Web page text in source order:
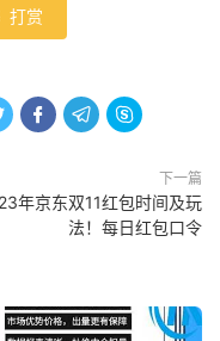
打赏
  
下一篇
年京东双11红包时间及玩
法！每日红包口令